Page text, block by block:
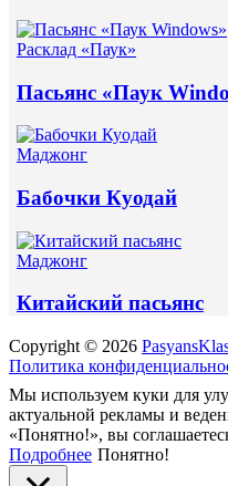
Расклад «Паук»
Пасьянс «Паук
Маджонг
Бабочки Куодай
Маджонг
Китайский пасьянс
Copyright © 2026
Политика
Мы используем куки для
актуальной рекламы и
«Понятно!», вы
Подробнее Понятно!